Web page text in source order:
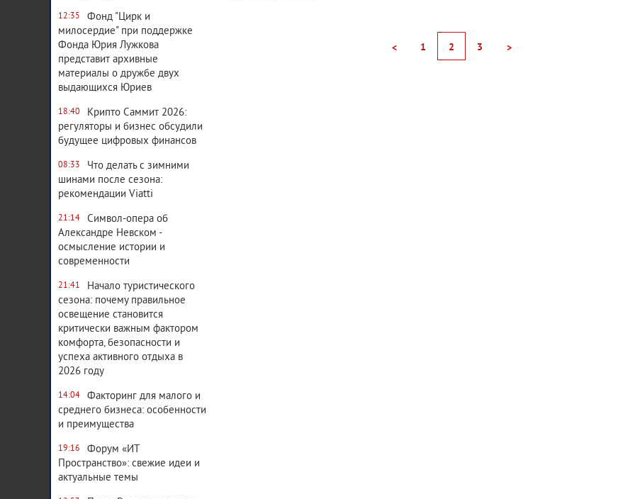
12:35
Фонд "Цирк и
милосердие" при поддержке
Фонда Юрия Лужкова
представит архивные
материалы о дружбе двух
выдающихся Юриев
18:40
Крипто Саммит 2026:
регуляторы и бизнес обсудили
будущее цифровых финансов
08:33
Что делать с зимними
шинами после сезона:
рекомендации Viatti
21:14
Символ-опера об
Александре Невском -
осмысление истории и
современности
21:41
Начало туристического
сезона: почему правильное
освещение становится
критически важным фактором
комфорта, безопасности и
успеха активного отдыха в
2026 году
14:04
Факторинг для малого и
среднего бизнеса: особенности
и преимущества
19:16
Форум «ИТ
Пространство»: свежие идеи и
актуальные темы
< 1 2 3 >